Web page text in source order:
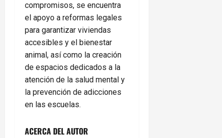
compromisos, se encuentra
el apoyo a reformas legales
para garantizar viviendas
accesibles y el bienestar
animal, así como la creación
de espacios dedicados a la
atención de la salud mental y
la prevención de adicciones
en las escuelas.
ACERCA DEL AUTOR